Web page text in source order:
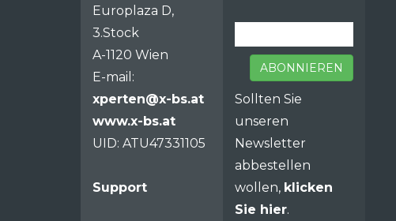
Europlaza D,
3.Stock
A-1120 Wien
E-mail:
xperten@x-bs.at
www.x-bs.at
UID: ATU47331105
Support
ABONNIEREN
Sollten Sie
unseren
Newsletter
abbestellen
wollen, klicken
Sie hier.